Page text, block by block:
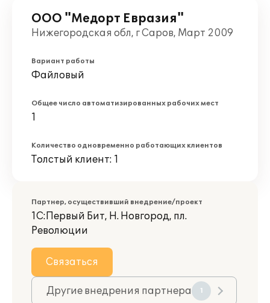
ООО "Медорт Евразия"
Нижегородская обл, г Саров, Март 2009
Вариант работы
Файловый
Общее число автоматизированных рабочих мест
1
Количество одновременно работающих клиентов
Толстый клиент: 1
Партнер, осуществивший внедрение/проект
1С:Первый Бит, Н. Новгород, пл.
Революции
Связаться
Другие внедрения партнера 1